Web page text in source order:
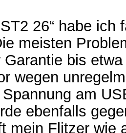
26“ habe ich
meisten
Garantie bis
wegen
am
ebenfalls
mein Flitzer wie